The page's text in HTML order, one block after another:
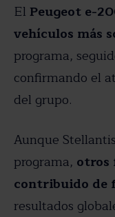
El Peugeot e-
vehículos más
programa,
confirmando el
del grupo.
Aunque
programa, otros
contribuido de
resultados